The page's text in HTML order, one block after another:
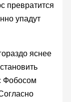
превратится
упадут
яснее
Фобосом